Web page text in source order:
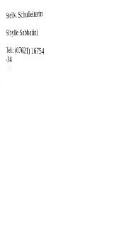
Stellv. Schulleiterin
Sibylle Sabbatini
Tel.: (07621) 16754
-34